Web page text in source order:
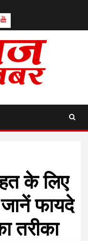
YouTube
के लिए
फायदे
तरीका